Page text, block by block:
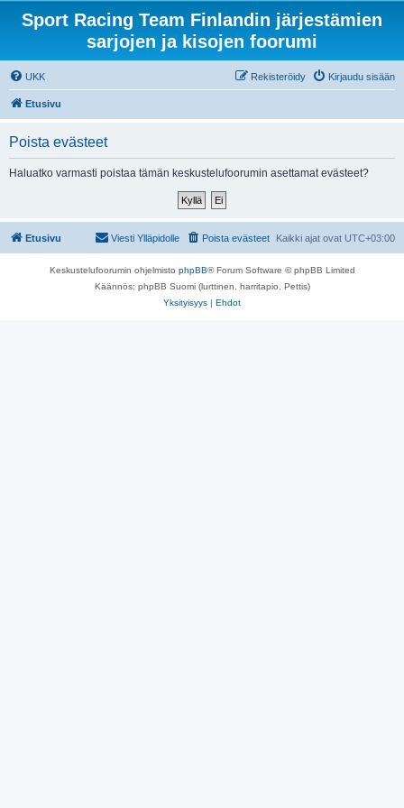
Sport Racing Team Finlandin järjestämien
sarjojen ja kisojen foorumi
UKK Kirjaudu sisään
Rekisteröidy
Etusivu
Poista evästeet
Haluatko varmasti poistaa tämän keskustelufoorumin asettamat evästeet?
Etusivu Kaikki ajat ovat UTC+03:00
Poista evästeet
Viesti Ylläpidolle
Keskustelufoorumin ohjelmisto phpBB® Forum Software © phpBB Limited
Käännös: phpBB Suomi (lurttinen, harritapio, Pettis)
Yksityisyys | Ehdot